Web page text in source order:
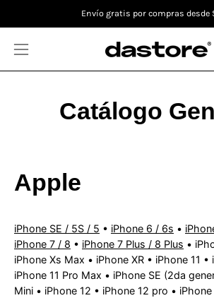
al
contenido
Envío gratis por compras desde
Abrir
menú
navegaciónCatálogo
Apple
iPhone SE / 5S / 5 • iPhone 6 / 6s •
iPhone 7 / 8 • iPhone 7 Plus / 8 Plus •
iPhone Xs Max • iPhone XR • iPhone 11 •
iPhone 11 Pro Max • iPhone SE (2da
Mini • iPhone 12 • iPhone 12 pro •